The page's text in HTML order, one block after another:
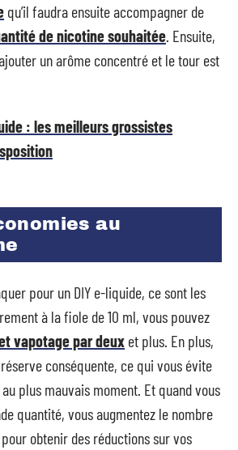
qu’il faudra ensuite accompagner de
de nicotine souhaitée . Ensuite,
un arôme concentré et le tour est
: les meilleurs grossistes
au
pour un DIY e-liquide, ce sont les
à la fiole de 10 ml, vous pouvez
vapotage par deux et plus. En plus,
réserve conséquente, ce qui vous évite
plus mauvais moment. Et quand vous
quantité, vous augmentez le nombre
obtenir des réductions sur vos